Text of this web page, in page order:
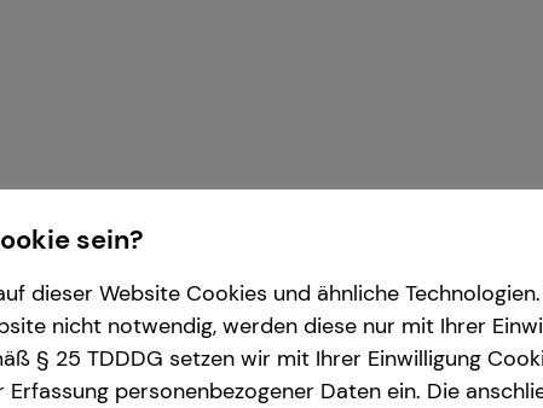
die tecis Finanzdienstleistungen AG
sein?
dieser Website Cookies und ähnliche
nicht notwendig, werden diese nur mit Ihrer
§ 25 TDDDG setzen wir mit Ihrer Einwilligung
Erfassung personenbezogener Daten ein. Die